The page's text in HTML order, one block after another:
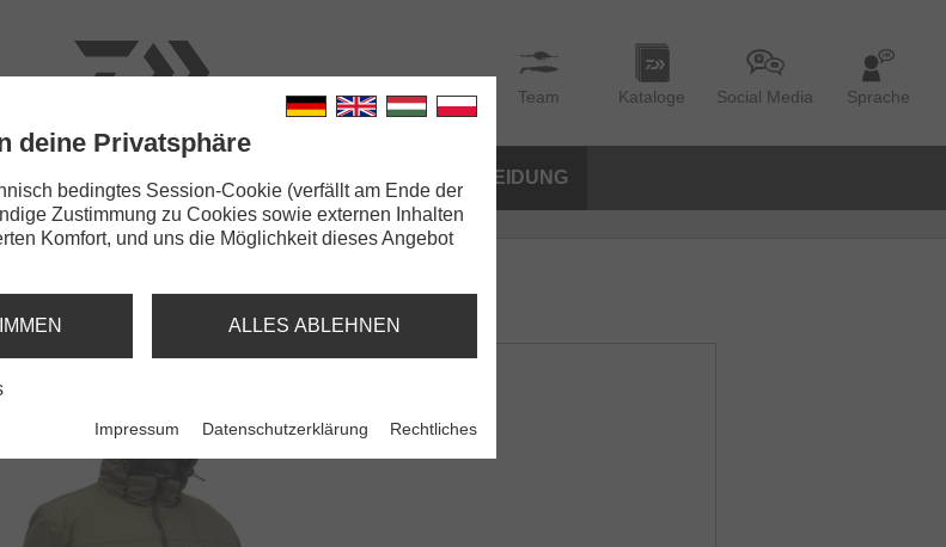
Team Kataloge Social Media Sprache
BEKLEIDUNG
deine Privatsphäre
bedingtes Session-Cookie (verfällt am Ende der
Zustimmung zu Cookies sowie externen Inhalten
Komfort, und uns die Möglichkeit dieses Angebot
ALLES ABLEHNEN
Impressum Datenschutzerklärung Rechtliches